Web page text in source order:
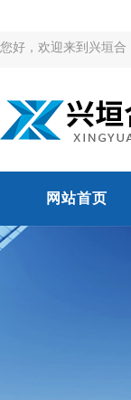
您好，欢迎来到兴垣合
网站首页